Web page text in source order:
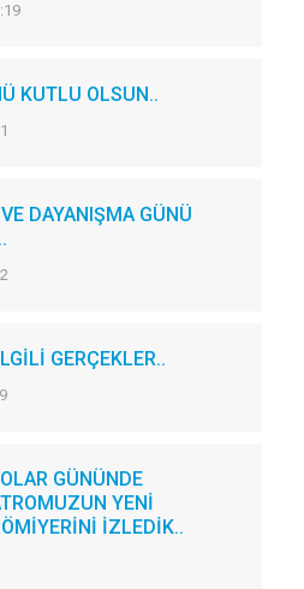
KUTLU OLSUN..
DAYANIŞMA GÜNÜ
GERÇEKLER..
GÜNÜNDE
YENİ
İZLEDİK..